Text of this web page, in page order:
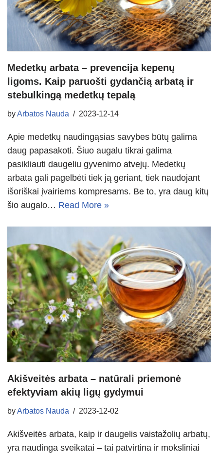
Medetkų arbata – prevencija kepenų
ligoms. Kaip paruošti gydančią arbatą ir
stebulkingą medetkų tepalą
byArbatos Nauda 2023-12-14
Apie medetkų naudingąsias savybes būtų galima
daug papasakoti. Šiuo augalu tikrai galima
pasikliauti daugeliu gyvenimo atvejų. Medetkų
arbata gali pagelbėti tiek ją geriant, tiek naudojant
išoriškai įvairiems kompresams. Be to, yra daug kitų
šio augalo… Read More »
Akišveitės arbata – natūrali priemonė
efektyviam akių ligų gydymui
byArbatos Nauda 2023-12-02
Akišveitės arbata, kaip ir daugelis vaistažolių arbatų,
yra naudinga sveikatai – tai patvirtina ir moksliniai